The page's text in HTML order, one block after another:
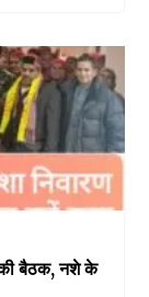
की बैठक, नशे के